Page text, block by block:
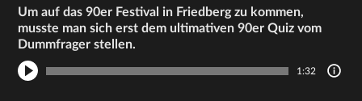
Um auf das 90er Festival in Friedberg zu kommen,
musste man sich erst dem ultimativen 90er Quiz vom
Dummfrager stellen.
1:32